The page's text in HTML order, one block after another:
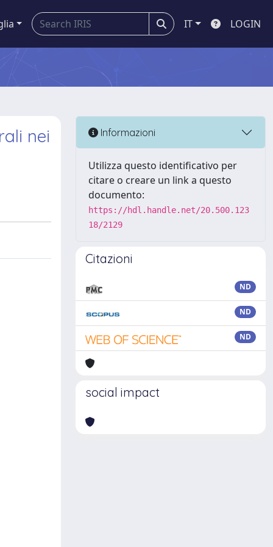
IT LOGIN
nei Informazioni
Utilizza questo identificativo per
citare o creare un link a questo
documento:
https://hdl.handle.net/20.500.123
18/2129
Citazioni
ND
ND
ND
social impact